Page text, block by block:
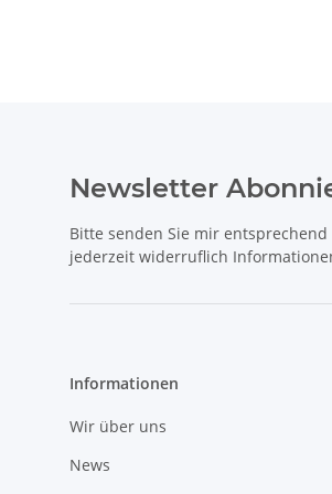
Newsletter
Bitte senden Sie mir
jederzeit widerruflich
Informationen
Wir über uns
News